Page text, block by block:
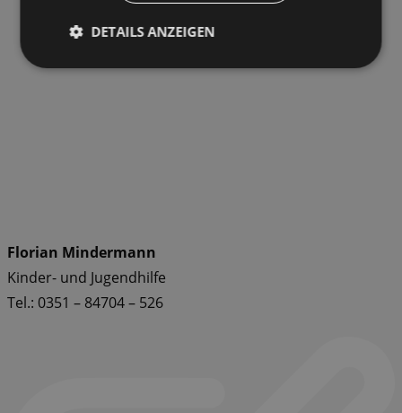
Florian Mindermann
Kinder- und Jugendhilfe
Tel.: 0351 – 84704 – 526
DETAILS ANZEIGEN